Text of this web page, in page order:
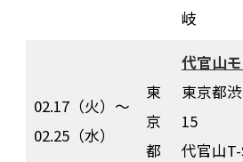
岐
02.17（火）～
02.25（水）
東
京
都
代官山
東京都
15
代官山